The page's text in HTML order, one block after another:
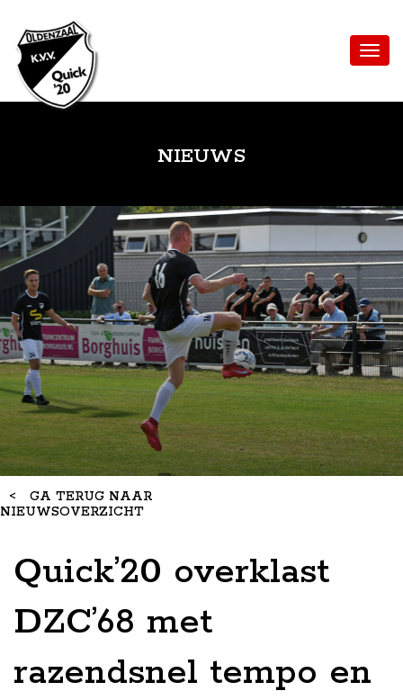
NIEUWS
< GA TERUG NAAR
NIEUWSOVERZICHT
Quick’20 overklast
DZC’68 met
razendsnel tempo en